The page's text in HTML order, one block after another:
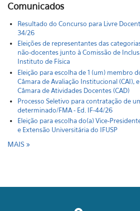
Comunicados
Resultado do Concurso para Livre
34/26
Eleições de representantes das
não-docentes junto à Comissão de
Instituto de Física
Eleição para escolha de 1 (um) membro
Câmara de Avaliação Institucional (CAI),
Câmara de Atividades Docentes (CAD)
Processo Seletivo para contratação de
determinado/FMA - Ed. IF-44/26
Eleição para escolha do(a) Vice-
e Extensão Universitária do IFUSP
MAIS